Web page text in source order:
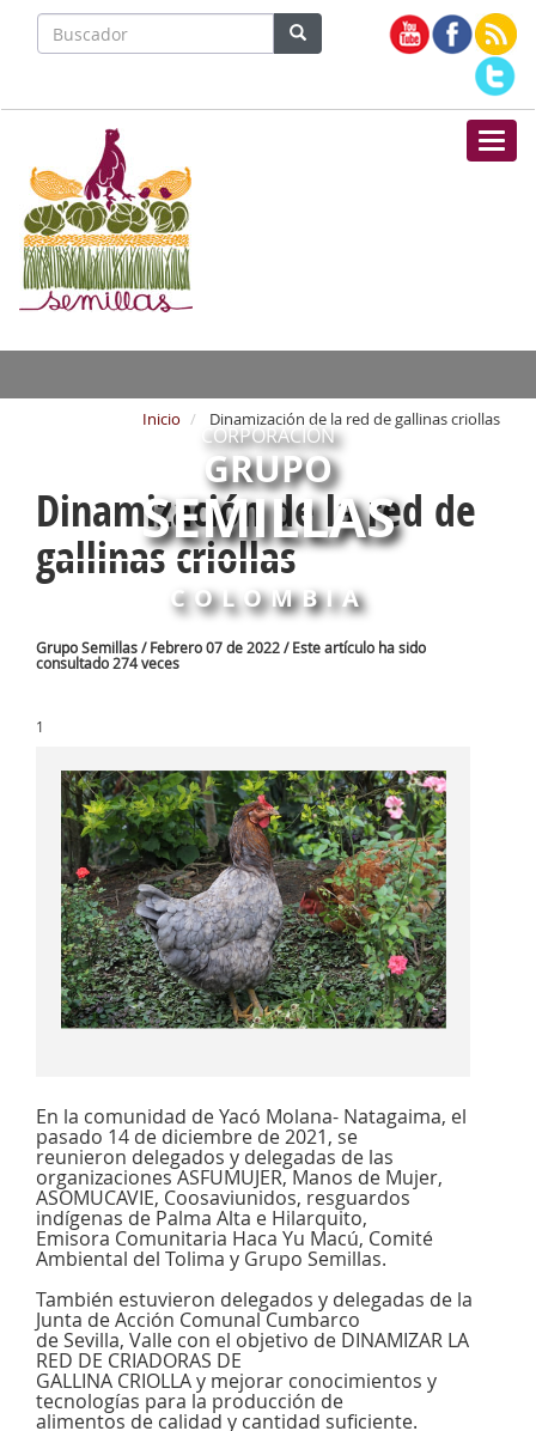
CORPORACIÓN
GRUPO
SEMILLAS
COLOMBIA
Inicio Dinamización de la red de gallinas criollas
Dinamización de la red de
gallinas criollas
Grupo Semillas / Febrero 07 de 2022 / Este artículo ha sido
consultado 274 veces
1
En la comunidad de Yacó Molana- Natagaima, el
pasado 14 de diciembre de 2021, se
reunieron delegados y delegadas de las
organizaciones ASFUMUJER, Manos de Mujer,
ASOMUCAVIE, Coosaviunidos, resguardos
indígenas de Palma Alta e Hilarquito,
Emisora Comunitaria Haca Yu Macú, Comité
Ambiental del Tolima y Grupo Semillas.
También estuvieron delegados y delegadas de la
Junta de Acción Comunal Cumbarco
de Sevilla, Valle con el objetivo de DINAMIZAR LA
RED DE CRIADORAS DE
GALLINA CRIOLLA y mejorar conocimientos y
tecnologías para la producción de
alimentos de calidad y cantidad suficiente.